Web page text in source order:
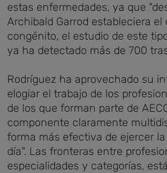
estas enfermedades, ya que
Archibald Garrod estableciera
congénito, el estudio de este
ya ha detectado más de 700
Rodríguez ha aprovechado su
elogiar el trabajo de los
de los que forman parte de
componente claramente
forma más efectiva de ejercer
día". Las fronteras entre
especialidades y categorías,